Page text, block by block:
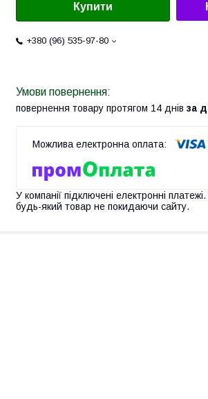
Купити
+380 (96) 535-97-80
повернення товару протягом 14 днів за
У компанії підключені електронні
будь-який товар не покидаючи сайту.